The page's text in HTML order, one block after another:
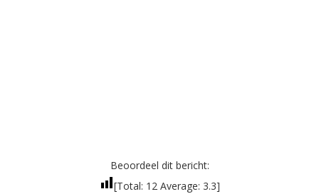
Beoordeel dit bericht:
[Total: 12Average: 3.3]